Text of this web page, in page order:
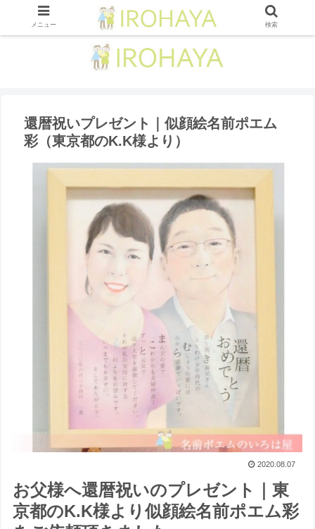
還暦祝いプレゼント｜似顔絵名前ポエム
彩（東京都のK.K様より ）
2020.08.07
お父様へ還暦祝いのプレゼント｜東
京都のK.K様より似顔絵名前ポエム彩
メニュー 検索